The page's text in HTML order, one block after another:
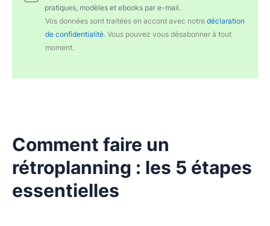
pratiques, modèles et ebooks par e-mail.
Vos données sont traitées en accord avec notre déclaration
de confidentialité. Vous pouvez vous désabonner à tout
moment.
Comment faire un
rétroplanning : les 5 étapes
essentielles